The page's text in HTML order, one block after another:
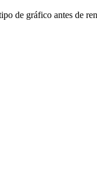
de gráfico antes de